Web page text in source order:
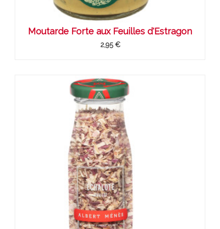
Moutarde Forte aux Feuilles d'Estragon
2,95 €